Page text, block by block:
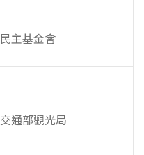
民主基金會
交通部觀光局